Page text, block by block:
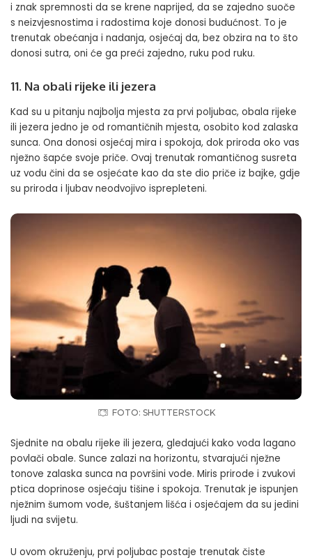
i znak spremnosti da se krene naprijed, da se zajedno suoče
s neizvjesnostima i radostima koje donosi budućnost. To je
trenutak obećanja i nadanja, osjećaj da, bez obzira na to što
donosi sutra, oni će ga preći zajedno, ruku pod ruku.
11. Na obali rijeke ili jezera
Kad su u pitanju najbolja mjesta za prvi poljubac, obala rijeke
ili jezera jedno je od romantičnih mjesta, osobito kod zalaska
sunca. Ona donosi osjećaj mira i spokoja, dok priroda oko vas
nježno šapće svoje priče. Ovaj trenutak romantičnog susreta
uz vodu čini da se osjećate kao da ste dio priče iz bajke, gdje
su priroda i ljubav neodvojivo isprepleteni.
FOTO: SHUTTERSTOCK
Sjednite na obalu rijeke ili jezera, gledajući kako voda lagano
povlači obale. Sunce zalazi na horizontu, stvarajući nježne
tonove zalaska sunca na površini vode. Miris prirode i zvukovi
ptica doprinose osjećaju tišine i spokoja. Trenutak je ispunjen
nježnim šumom vode, šuštanjem lišća i osjećajem da su jedini
ljudi na svijetu.
U ovom okruženju, prvi poljubac postaje trenutak čiste